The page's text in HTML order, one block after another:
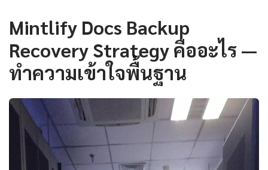
Mintlify Docs Backup
Recovery Strategy คืออะไร —
ทำความเข้าใจพื้นฐาน